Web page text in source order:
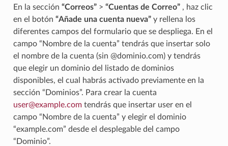
En la sección “Correos”> “Cuentas de Correo”, haz clic
en el botón “Añade una cuenta nueva”y rellena los
diferentes campos del formulario que se despliega. En el
campo “Nombre de la cuenta” tendrás que insertar solo
el nombre de la cuenta (sin @dominio.com) y tendrás
que elegir un dominio del listado de dominios
disponibles, el cual habrás activado previamente en la
sección “Dominios”. Para crear la cuenta
user@example.comtendrás que insertar user en el
campo “Nombre de la cuenta” y elegir el dominio
“example.com” desde el desplegable del campo
“Dominio”.